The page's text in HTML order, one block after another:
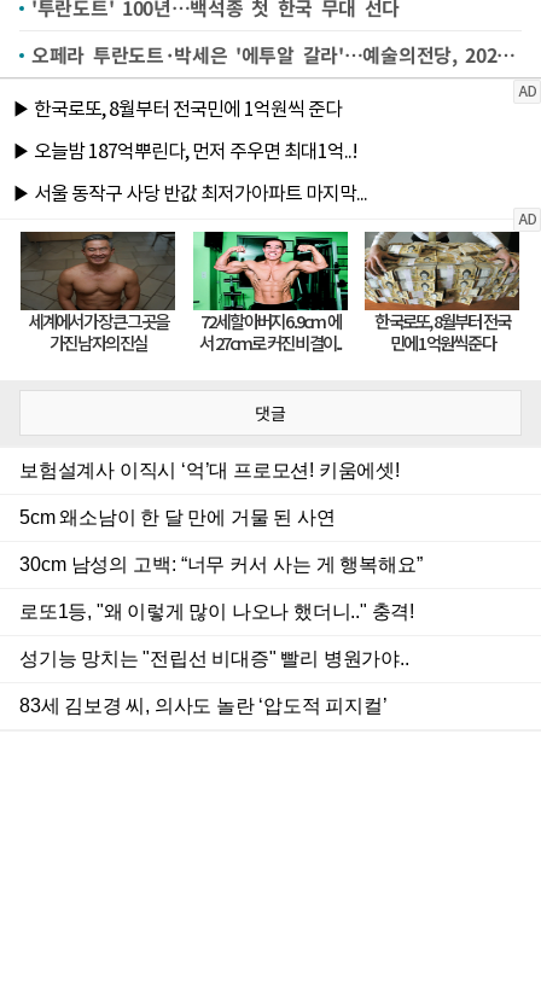
'투란도트' 100년…백석종 첫 한국 무대 선다
오페라 투란도트·박세은 '에투알 갈라'…예술의전당, 2026 라인업 공개
댓글